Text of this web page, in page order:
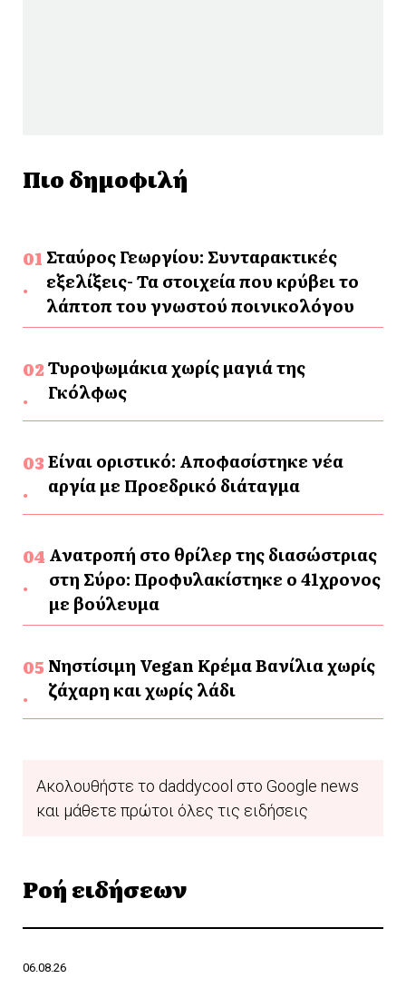
Πιο δημοφιλή
Σταύρος Γεωργίου: Συνταρακτικές
εξελίξεις- Τα στοιχεία που κρύβει το
λάπτοπ του γνωστού ποινικολόγου
Τυροψωμάκια χωρίς μαγιά της
Γκόλφως
Είναι οριστικό: Αποφασίστηκε νέα
αργία με Προεδρικό διάταγμα
Ανατροπή στο θρίλερ της διασώστριας
στη Σύρο: Προφυλακίστηκε ο 41χρονος
με βούλευμα
Νηστίσιμη Vegan Κρέμα Βανίλια χωρίς
ζάχαρη και χωρίς λάδι
Ακολουθήστε το daddycool στο Google news
και μάθετε πρώτοι όλες τις ειδήσεις
Ροή ειδήσεων
06.08.26